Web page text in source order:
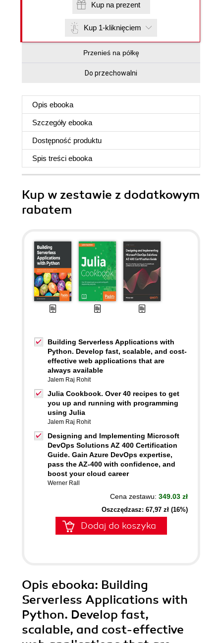
Kup na prezent
Kup 1-kliknięciem
Przenieś na półkę
Do przechowalni
Opis ebooka
Szczegóły ebooka
Dostępność produktu
Spis treści ebooka
Kup w zestawie z dodatkowym
rabatem
Building Serverless Applications with
Python. Develop fast, scalable, and cost-
effective web applications that are
always available
Jalem Raj Rohit
Julia Cookbook. Over 40 recipes to get
you up and running with programming
using Julia
Jalem Raj Rohit
Designing and Implementing Microsoft
DevOps Solutions AZ 400 Certification
Guide. Gain Azure DevOps expertise,
pass the AZ-400 with confidence, and
boost your cloud career
Werner Rall
Cena zestawu: 349.03 zł
Oszczędzasz: 67,97 zł (16%)
Dodaj do koszyka
Opis ebooka: Building
Serverless Applications with
Python. Develop fast,
scalable, and cost-effective